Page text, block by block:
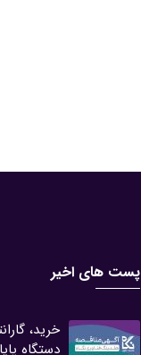
پست های اخیر
دستگاه